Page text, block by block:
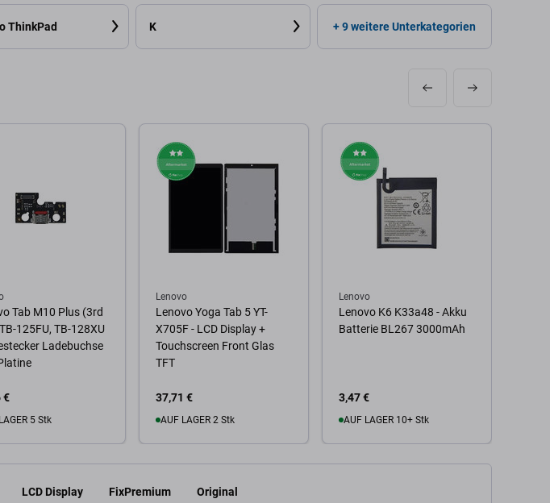
ThinkPad K + 9 weitere Unterkategorien
Tab M10 Plus (3rd
125FU, TB-128XU
Ladebuchse
€
5 Stk
Warenkorb
Lenovo
Lenovo Yoga Tab 5 YT-
X705F - LCD Display +
Touchscreen Front Glas
TFT
37,71 €
AUF LAGER 2 Stk
Zum Warenkorb
Lenovo
Lenovo K6 K33a48 - Akku
Batterie BL267 3000mAh
3,47 €
AUF LAGER 10+ Stk
Zum Warenkorb
LCD Display FixPremium Original